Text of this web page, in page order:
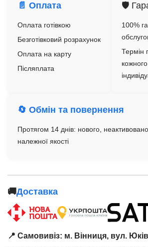
📄 Оплата
Оплата готівкою
Безготівковий розрахунок
Оплата на карту
Післяплата
🛡️
100%
Термін
🔄 Обмін та повернення
Протягом 14 днів: нового,
належної якості
🚚Доставка
📍 Самовивіз: м. Вінниця, вул.